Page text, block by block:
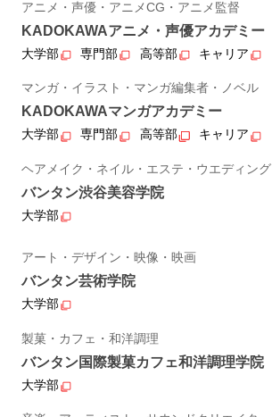
アニメ・声優・アニメCG・アニメ監督
KADOKAWAアニメ・声優アカデミー
大学部 専門部 高等部 キャリア
マンガ・イラスト・マンガ編集者・ノベル
KADOKAWAマンガアカデミー
大学部 専門部 高等部 キャリア
ヘアメイク・ネイル・エステ・ウエディング
バンタン渋谷美容学院
大学部
アート・デザイン・映像・映画
バンタン芸術学院
大学部
製菓・カフェ・和洋調理
バンタン国際製菓カフェ和洋調理学院
大学部